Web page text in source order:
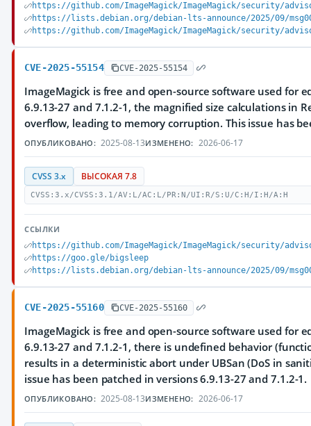
https://github.com/ImageMagick/ImageMagick/security/
https://lists.debian.org/debian-lts-announce/2025/09/
https://github.com/ImageMagick/ImageMagick/security/
CVE-2025-55154 CVE-2025-55154
ImageMagick is free and open-source software used for
6.9.13-27 and 7.1.2-1, the magnified size calculations in
overflow, leading to memory corruption. This issue has
ОПУБЛИКОВАНО: 2025-08-13ИЗМЕНЕНО: 2026-06-17
CVSS 3.x ВЫСОКАЯ 7.8
CVSS:3.x/CVSS:3.1/AV:L/AC:L/PR:N/UI:R/S:U/C:H/I:H/A:H
ССЫЛКИ
https://github.com/ImageMagick/ImageMagick/security/
https://goo.gle/bigsleep
https://lists.debian.org/debian-lts-announce/2025/09/
CVE-2025-55160 CVE-2025-55160
ImageMagick is free and open-source software used for
6.9.13-27 and 7.1.2-1, there is undefined behavior
results in a deterministic abort under UBSan (DoS in
issue has been patched in versions 6.9.13-27 and 7.1.2-1.
ОПУБЛИКОВАНО: 2025-08-13ИЗМЕНЕНО: 2026-06-17